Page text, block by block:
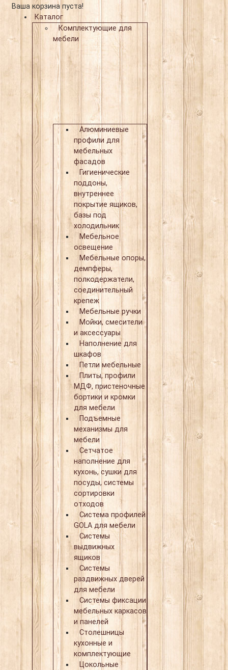
Ваша корзина пуста!
Каталог
Комплектующие для
мебели
Алюминиевые
профили для
мебельных
фасадов
Гигиенические
поддоны,
внутреннее
покрытие ящиков,
базы под
холодильник
Мебельное
освещение
Мебельные опоры,
демпферы,
полкодержатели,
соединительный
крепеж
Мебельные ручки
Мойки, смесители
и аксессуары
Наполнение для
шкафов
Петли мебельные
Плиты, профили
МДФ, пристеночные
бортики и кромки
для мебели
Подъемные
механизмы для
мебели
Сетчатое
наполнение для
кухонь, сушки для
посуды, системы
сортировки
отходов
Система профилей
GOLA для мебели
Системы
выдвижных
ящиков
Системы
раздвижных дверей
для мебели
Системы фиксации
мебельных каркасов
и панелей
Столешницы
кухонные и
комплектующие
Цокольные